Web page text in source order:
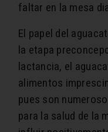
faltar en la mesa
El papel del
la etapa
lactancia, el
alimentos
pues son
para la salud de la